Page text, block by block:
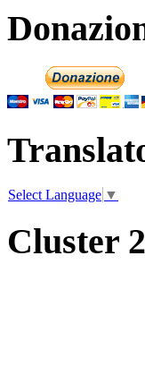
Select Language ▼
Cluster